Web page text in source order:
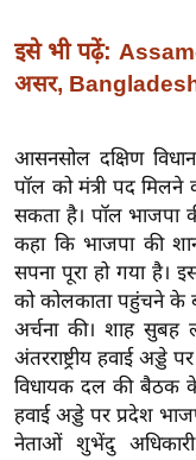
ल
बे
सा
ल
श
ख्सि
य
त
यं
ग
इं
डि
इसे भी पढ़ें:
असर, Bangladesh
आसनसोल दक्षिण
पॉल को मंत्री पद मिलने
सकता है। पॉल भाजपा
कहा कि भाजपा की
सपना पूरा हो गया है।
को कोलकाता पहुंचने के
अर्चना की। शाह
अंतरराष्ट्रीय हवाई अड्डे
विधायक दल की बैठक के
हवाई अड्डे पर प्रदेश
नेताओं शुभेंदु